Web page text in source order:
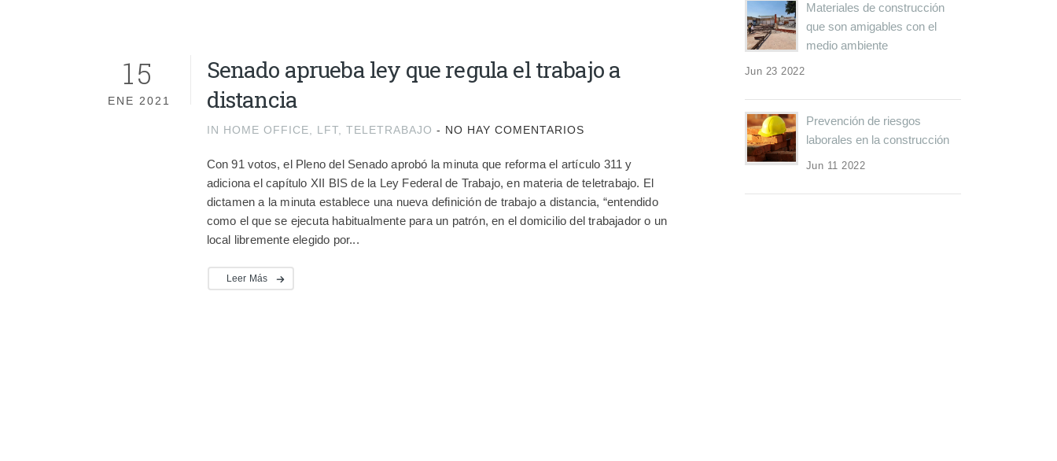
15
ENE 2021
Senado aprueba ley que regula el trabajo a
distancia
IN HOME OFFICE, LFT, TELETRABAJO - NO HAY COMENTARIOS
Con 91 votos, el Pleno del Senado aprobó la minuta que reforma el artículo 311 y
adiciona el capítulo XII BIS de la Ley Federal de Trabajo, en materia de teletrabajo. El
dictamen a la minuta establece una nueva definición de trabajo a distancia, “entendido
como el que se ejecuta habitualmente para un patrón, en el domicilio del trabajador o un
local libremente elegido por...
Leer Más
Materiales de construcción
que son amigables con el
medio ambiente
Jun 23 2022
Prevención de riesgos
laborales en la construcción
Jun 11 2022